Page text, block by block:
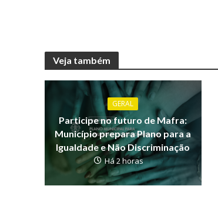
Veja também
GERAL
Participe no futuro de Mafra:
Município prepara Plano para a
Igualdade e Não Discriminação
Há 2 horas